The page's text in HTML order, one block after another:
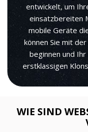
entwickelt, um
einsatzbereiten
mobile Geräte
können Sie mit
beginnen und
erstklassigen
WIE SIND